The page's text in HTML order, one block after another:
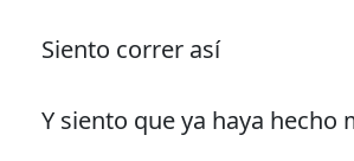
Siento correr así
Y siento que ya haya hecho